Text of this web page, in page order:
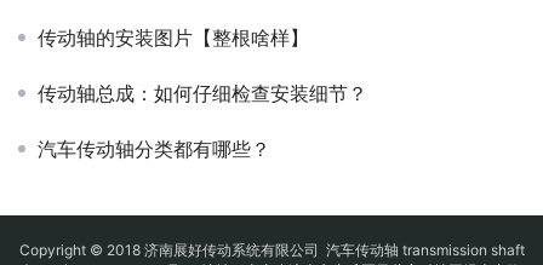
传动轴的安装图片【整根啥样】
传动轴总成：如何仔细检查安装细节？
汽车传动轴分类都有哪些？
Copyright © 2018 济南展好传动系统有限公司 汽车传动轴 transmission shaft